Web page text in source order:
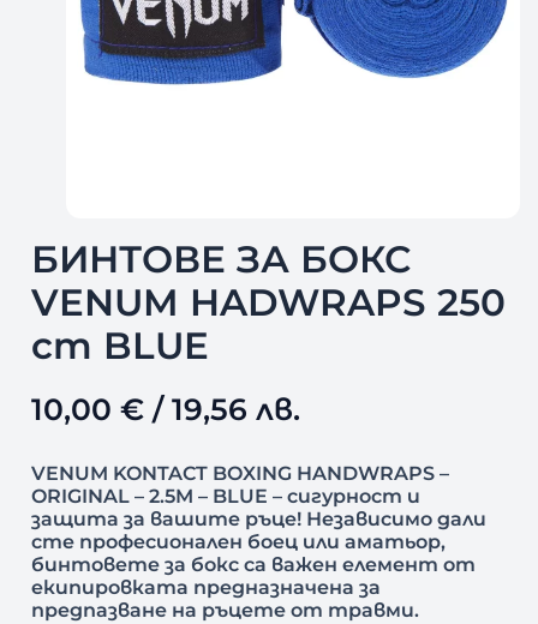
БИНТОВЕ ЗА БОКС
VENUM HADWRAPS 250
cm BLUE
10,00 €/ 19,56 лв.
VENUM KONTACT BOXING HANDWRAPS –
ORIGINAL – 2.5M – BLUE – сигурност и
защита за вашите ръце! Независимо дали
сте професионален боец или аматьор,
бинтовете за бокс са важен елемент от
екипировката предназначена за
предпазване на ръцете от травми.